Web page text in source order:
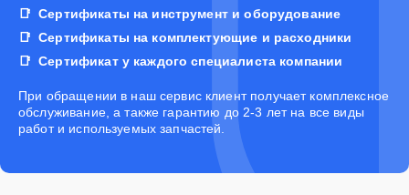
Сертификаты на инструмент и оборудование
Сертификаты на комплектующие и расходники
Сертификат у каждого специалиста компании
При обращении в наш сервис клиент получает комплексное
обслуживание, а также гарантию до 2-3 лет на все виды
работ и используемых запчастей.